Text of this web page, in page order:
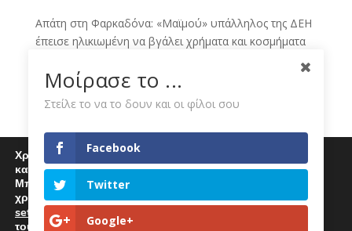
Απάτη στη Φαρκαδόνα: «Μαϊμού» υπάλληλος της ΔΕΗ
έπεισε ηλικιωμένη να βγάλει χρήματα και κοσμήματα
Νέα στρατηγική κίνηση της ΔΕΗ με εξαγορές
θυγατρικών στην Πολωνία και Ουγγαρία -
Το σήμα από την 3η κίνηση της ΔΕΗ, έρχεται και νέο
deal - Euro2day
Eκρήξεις μέσα στη νύχτα σε υποσταθμό της ΔΕΗ στην
Άρτα - Δείτε βίντεο - Skai.gr
ECO NEWS BY ΔΕΗ - Skai.gr
Χρησιμοποιούμε cookies για να σας προσφέρουμε μία
καλύτερη εμπειρία περιήγησης στον ιστότοπό μας.
Μπορείτε να μάθετε περισσότερα για τα cookies που
χρησιμοποιούμε
settings.
Επιλέγοντας "Αποδοχή" αποδέχεστε την χρήση
τους.
Μοίρασε το ...
Στείλε το να το δουν και οι φίλοι σου
Facebook
Twitter
Google+